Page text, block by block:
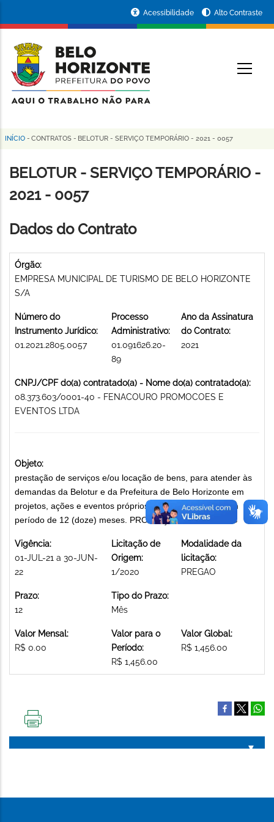
conteúdo
principal
da
Prefeitura
de
Horizonte
Acessibilidade Alto Contraste
Trilha
de
navegação
INÍCIO - CONTRATOS - BELOTUR - SERVIÇO TEMPORÁRIO - 2021 - 0057
BELOTUR - SERVIÇO TEMPORÁRIO -
2021 - 0057
Dados do Contrato
Órgão:
EMPRESA MUNICIPAL DE TURISMO DE BELO HORIZONTE
S/A
Número do
Instrumento Jurídico:
01.2021.2805.0057
Processo
Administrativo:
01.091626.20-
89
Ano da Assinatura
do Contrato:
2021
CNPJ/CPF do(a) contratado(a) - Nome do(a) contratado(a):
08.373.603/0001-40 - FENACOURO PROMOCOES E
EVENTOS LTDA
Objeto:
prestação de serviços e/ou locação de bens, para atender às
demandas da Belotur e da Prefeitura de Belo Horizonte em
projetos, ações e eventos próprios e/ou apoiados, por um
período de 12 (doze) meses. PROMOÇÃO DE EVENTOS
Vigência:
01-JUL-21 a 30-JUN-
22
Licitação de
Origem:
1/2020
Modalidade da
licitação:
PREGAO
Prazo:
12
Tipo do Prazo:
Mês
Valor Mensal:
R$ 0.00
Valor para o
Período:
R$ 1,456.00
Valor Global:
R$ 1,456.00
PÁGINA